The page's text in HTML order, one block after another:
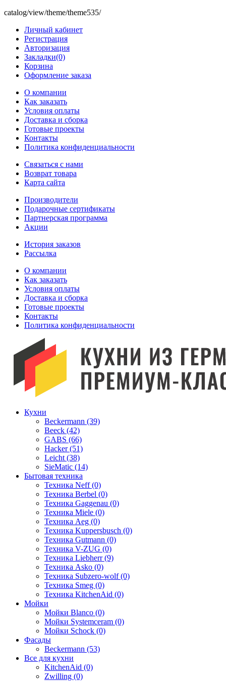
catalog/view/theme/theme535/
Личный кабинет
Регистрация
Авторизация
Закладки(0)
Корзина
Оформление заказа
O компании
Как заказать
Условия оплаты
Доставка и сборка
Готовые проекты
Контакты
Политика конфиденциальности
Связаться с нами
Возврат товара
Карта сайта
Производители
Подарочные сертификаты
Партнерская программа
Акции
История заказов
Рассылка
O компании
Как заказать
Условия оплаты
Доставка и сборка
Готовые проекты
Контакты
Политика конфиденциальности
Кухни
Beckermann (39)
Beeck (42)
GABS (66)
Hacker (51)
Leicht (38)
SieMatic (14)
Бытовая техника
Техника Neff (0)
Техника Berbel (0)
Техника Gaggenau (0)
Техника Miele (0)
Техника Aeg (0)
Техника Kuppersbusch (0)
Техника Gutmann (0)
Техника V-ZUG (0)
Техника Liebherr (9)
Техника Asko (0)
Техника Subzero-wolf (0)
Техника Smeg (0)
Техника KitchenAid (0)
Мойки
Мойки Blanco (0)
Мойки Systemceram (0)
Мойки Schock (0)
Фасады
Beckermann (53)
Все для кухни
KitchenAid (0)
Zwilling (0)